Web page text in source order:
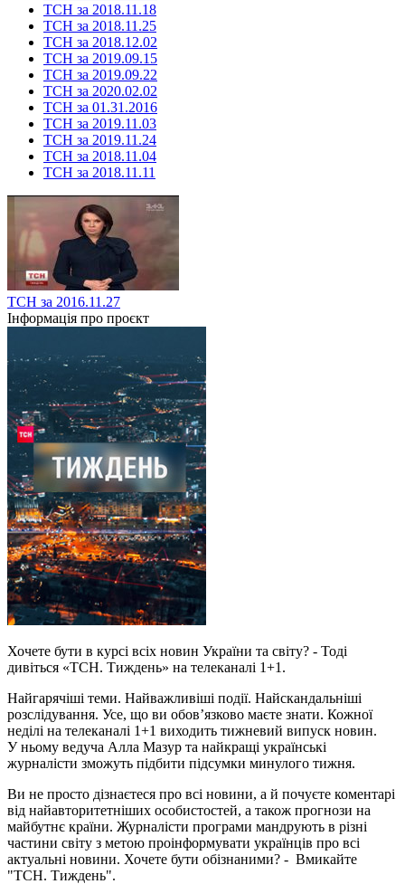
ТСН за 2018.11.18
ТСН за 2018.11.25
ТСН за 2018.12.02
ТСН за 2019.09.15
ТСН за 2019.09.22
ТСН за 2020.02.02
ТСН за 01.31.2016
ТСН за 2019.11.03
ТСН за 2019.11.24
ТСН за 2018.11.04
ТСН за 2018.11.11
ТСН за 2016.11.27
Інформація про проєкт
Хочете бути в курсі всіх новин України та світу? - Тоді
дивіться «ТСН. Тиждень» на телеканалі 1+1.
Найгарячіші теми. Найважливіші події. Найскандальніші
розслідування. Усе, що ви обов’язково маєте знати. Кожної
неділі на телеканалі 1+1 виходить тижневий випуск новин.
У ньому ведуча Алла Мазур та найкращі українські
журналісти зможуть підбити підсумки минулого тижня.
Ви не просто дізнаєтеся про всі новини, а й почуєте коментарі
від найавторитетніших особистостей, а також прогнози на
майбутнє країни. Журналісти програми мандрують в різні
частини світу з метою проінформувати українців про всі
актуальні новини. Хочете бути обізнаними? - Вмикайте
"ТСН. Тиждень".